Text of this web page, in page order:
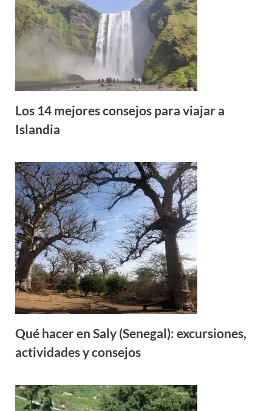
Los 14 mejores consejos para viajar a
Islandia
Qué hacer en Saly (Senegal): excursiones,
actividades y consejos